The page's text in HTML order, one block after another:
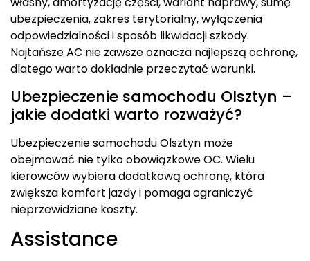
ubezpieczenia, zakres terytorialny, wyłączenia
odpowiedzialności i sposób likwidacji szkody.
Najtańsze AC nie zawsze oznacza najlepszą ochronę,
dlatego warto dokładnie przeczytać warunki.
Ubezpieczenie samochodu Olsztyn –
jakie dodatki warto rozważyć?
Ubezpieczenie samochodu Olsztyn może
obejmować nie tylko obowiązkowe OC. Wielu
kierowców wybiera dodatkową ochronę, która
zwiększa komfort jazdy i pomaga ograniczyć
nieprzewidziane koszty.
Assistance